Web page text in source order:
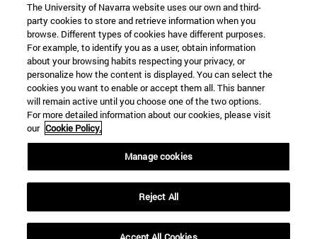
The University of Navarra website uses our own and third-
party cookies to store and retrieve information when you
browse. Different types of cookies have different purposes.
For example, to identify you as a user, obtain information
about your browsing habits respecting your privacy, or
personalize how the content is displayed. You can select the
cookies you want to enable or accept them all. This banner
will remain active until you choose one of the two options.
For more detailed information about our cookies, please visit
our Cookie Policy.
Manage cookies
Reject All